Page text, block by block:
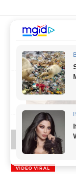
MENU
VÍDEO VIRAL